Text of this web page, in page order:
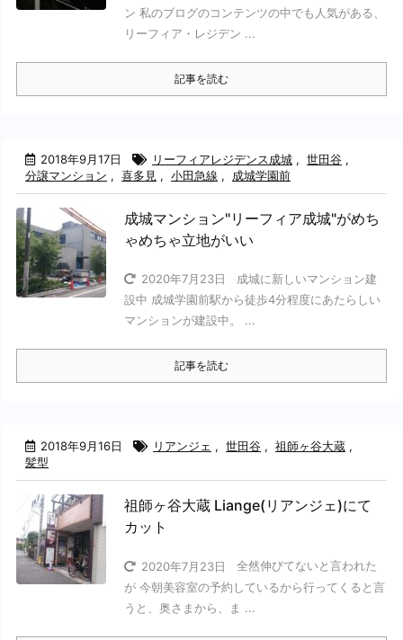
ン 私のブログのコンテンツの中でも人気がある、
リーフィア・レジデン ...
記事を読む
2018年9月17日 リーフィアレジデンス成城 , 世田谷 ,
分譲マンション , 喜多見 , 小田急線 , 成城学園前
成城マンション"リーフィア成城"がめち
ゃめちゃ立地がいい
2020年7月23日
成城に新しいマンション建
設中 成城学園前駅から徒歩4分程度にあたらしい
マンションが建設中。 ...
記事を読む
2018年9月16日 リアンジェ , 世田谷 , 祖師ヶ谷大蔵 ,
髪型
祖師ヶ谷大蔵 Liange(リアンジェ)にて
カット
2020年7月23日
全然伸びてないと言われた
が 今朝美容室の予約しているから行ってくると言
うと、奥さまから、ま ...